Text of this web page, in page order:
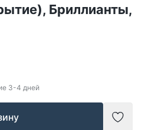
Бриллианты,
3-4 дней